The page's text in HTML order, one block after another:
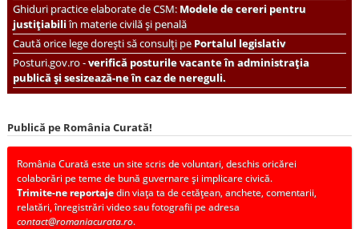
Ghiduri practice elaborate de CSM: Modele de cereri pentru
justițiabiliîn materie civilă și penală
Caută orice lege dorești să consulți pePortalul legislativ
Posturi.gov.ro -verifică posturile vacante în administrația
publică și sesizează-ne în caz de nereguli.
Publică pe România Curată!
România Curată este un site scris de voluntari, deschis oricărei
colaborări pe teme de bună guvernare și implicare civică.
Trimite-ne reportajedin viața ta de cetățean, anchete, comentarii,
relatări, înregistrări video sau fotografii pe adresa
contact@romaniacurata.ro.